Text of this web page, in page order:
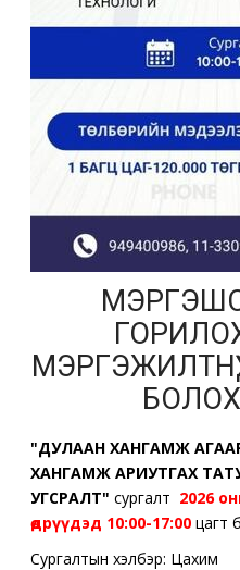
"ДУЛААН ХАНГАМЖ
ХАНГАМЖ АРИУТГАХ
УГСРАЛТ"сургалт 2026
өдрүүдэд 10:00-17:00 цагт
Сургалтын хэлбэр: Цахим